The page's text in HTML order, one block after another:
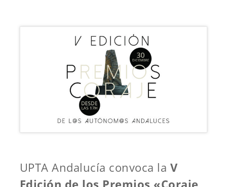
UPTA Andalucía convoca la V